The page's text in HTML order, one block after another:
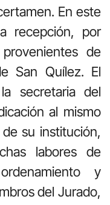
En este
recepción, por
de
San Quílez. El
secretaria del
al mismo
su institución,
labores de
y
del Jurado,